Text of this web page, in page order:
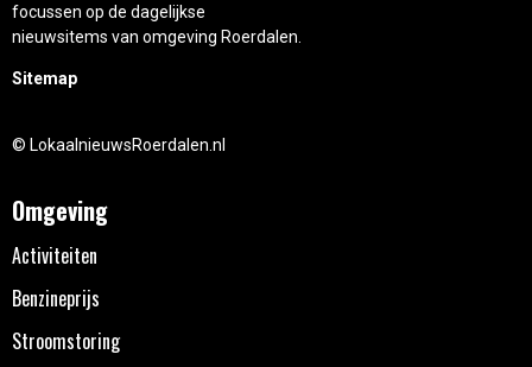
focussen op de dagelijkse
nieuwsitems van omgeving Roerdalen.
Sitemap
© LokaalnieuwsRoerdalen.nl
Omgeving
Activiteiten
Benzineprijs
Stroomstoring